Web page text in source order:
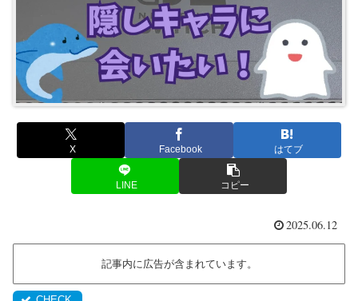
X Facebook はてブ
LINE コピー
2025.06.12
記事内に広告が含まれています。